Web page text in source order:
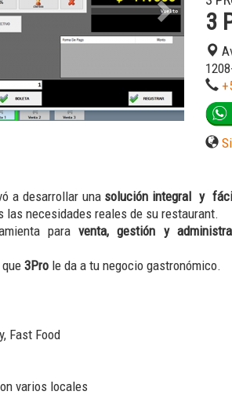
3
a desarrollar una solución integral y
las necesidades reales de su restaurant.
paraventa, gestión y
3Pro le da a tu negocio gastronómico.
Fast Food
varios locales